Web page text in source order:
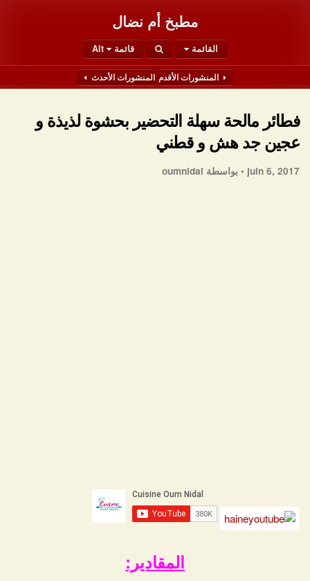
مطبخ أم نضال
القائمة قائمة Alt
المنشورات الأقدم المنشورات الأحدث
فطائر مالحة سهلة التحضير بحشوة لذيذة و
عجين جد هش و قطني
juin 6, 2017 • بواسطة oumnidal
المقادير: